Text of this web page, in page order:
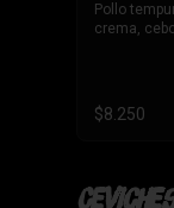
Pollo
crema,
$8.250